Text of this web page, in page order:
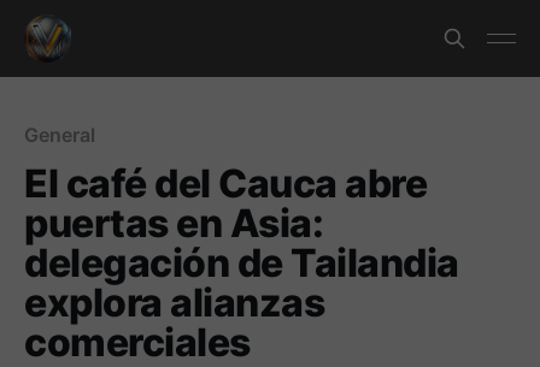
General
El café del Cauca abre
puertas en Asia:
delegación de Tailandia
explora alianzas
comerciales